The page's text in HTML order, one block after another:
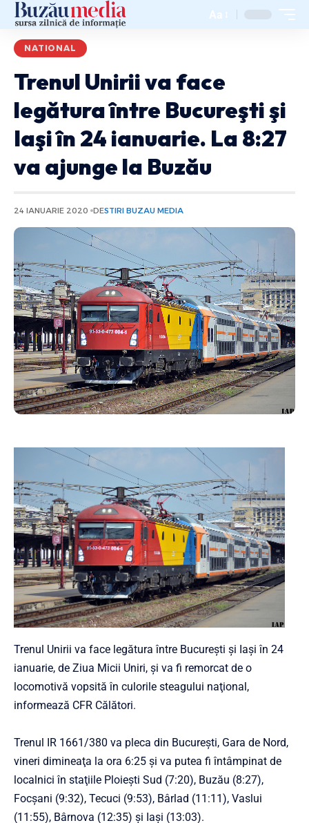
Aa
NATIONAL
Trenul Unirii va face
legătura între Bucureşti şi
Iaşi în 24 ianuarie. La 8:27
va ajunge la Buzău
24 IANUARIE 2020 DESTIRI BUZAU MEDIA
Trenul Unirii va face legătura între Bucureşti şi Iaşi în 24
ianuarie, de Ziua Micii Uniri, şi va fi remorcat de o
locomotivă vopsită în culorile steagului naţional,
informează CFR Călători.
Trenul IR 1661/380 va pleca din Bucureşti, Gara de Nord,
vineri dimineaţa la ora 6:25 şi va putea fi întâmpinat de
localnici în staţiile Ploieşti Sud (7:20), Buzău (8:27),
Focşani (9:32), Tecuci (9:53), Bârlad (11:11), Vaslui
(11:55), Bârnova (12:35) şi Iaşi (13:03).